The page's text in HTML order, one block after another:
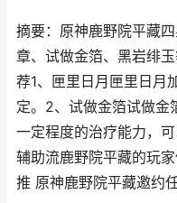
摘要：原神鹿野院平藏
章、试做金箔、黑岩绯
荐1、匣里日月匣里日月
定。2、试做金箔试做金
一定程度的治疗能力，
辅助流鹿野院平藏的玩
推 原神鹿野院平藏邀约